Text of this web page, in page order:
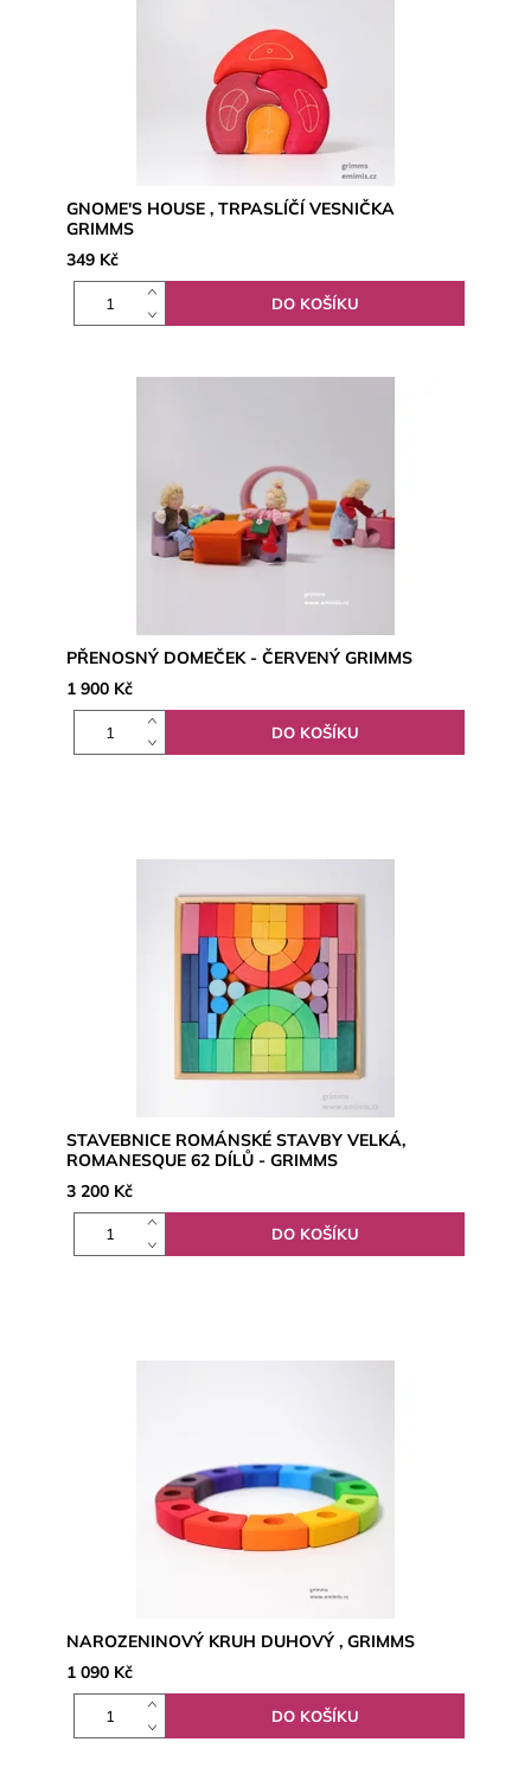
GNOME'S HOUSE , TRPASLÍČÍ VESNIČKA
GRIMMS
349 Kč
PŘENOSNÝ DOMEČEK - ČERVENÝ GRIMMS
1 900 Kč
STAVEBNICE ROMÁNSKÉ STAVBY VELKÁ,
ROMANESQUE 62 DÍLŮ - GRIMMS
3 200 Kč
NAROZENINOVÝ KRUH DUHOVÝ , GRIMMS
1 090 Kč